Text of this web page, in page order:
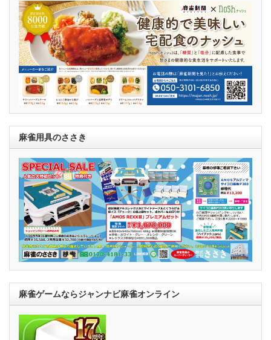
麻雀用具のささき
麻雀ゲームならジャンナビ麻雀オンライン